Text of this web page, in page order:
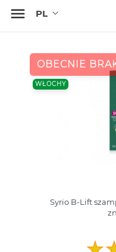

OBECNIE
WŁOCHY
Syrio B-Lift